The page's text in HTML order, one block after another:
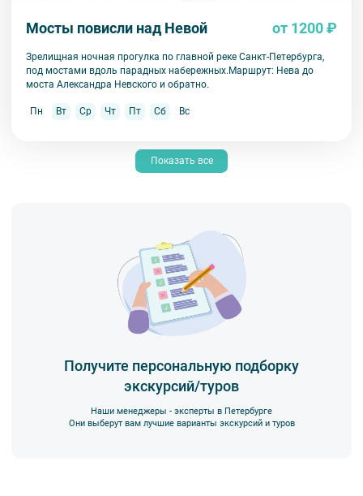
Мосты повисли над Невой от 1200 ₽
Зрелищная ночная прогулка по главной реке Санкт-Петербурга,
под мостами вдоль парадных набережных.Маршрут: Нева до
моста Александра Невского и обратно.
Пн Вт Ср Чт Пт Сб Вс
Показать все
Получите персональную подборку
экскурсий/туров
Наши менеджеры - эксперты в Петербурге
Они выберут вам лучшие варианты экскурсий и туров